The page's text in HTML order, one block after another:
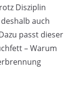
Disziplin
auch
passt dieser
– Warum